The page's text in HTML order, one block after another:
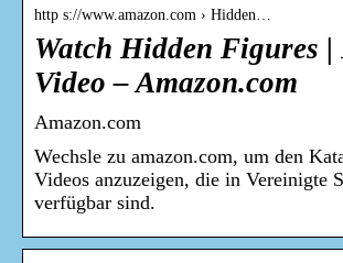
http s://www.amazon.com › Hidden…
Watch Hidden Figures |
Video – Amazon.com
Amazon.com
Wechsle zu amazon.com, um den
Videos anzuzeigen, die in Vereinigte
verfügbar sind.